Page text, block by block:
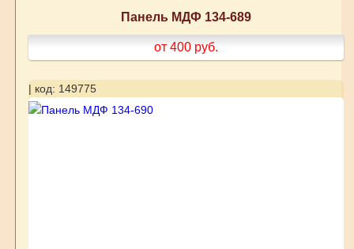
Панель МДФ 134-689
от 400 руб.
| код: 149775